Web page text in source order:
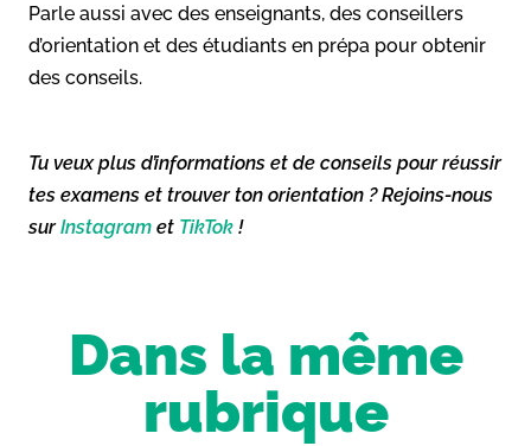
Parle aussi avec des enseignants, des conseillers
d’orientation et des étudiants en prépa pour obtenir
des conseils.
Tu veux plus d’informations et de conseils pour réussir
tes examens et trouver ton orientation ? Rejoins-nous
surInstagram et TikTok !
Dans la même
rubrique